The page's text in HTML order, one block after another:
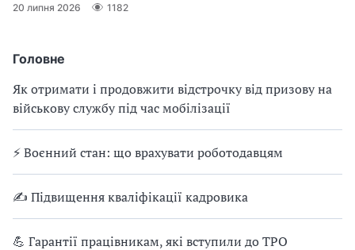
Головне
Як отримати і продовжити відстрочку від призову на
військову службу під час мобілізації
⚡ Воєнний стан: що врахувати роботодавцям
✍ Підвищення кваліфікації кадровика
💪 Гарантії працівникам, які вступили до ТРО
20 липня 2026 1182